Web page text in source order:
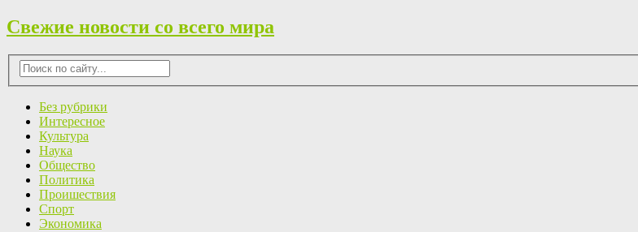
Свежие новости со всего мира
Без рубрики
Интересное
Культура
Наука
Общество
Политика
Проишествия
Спорт
Экономика